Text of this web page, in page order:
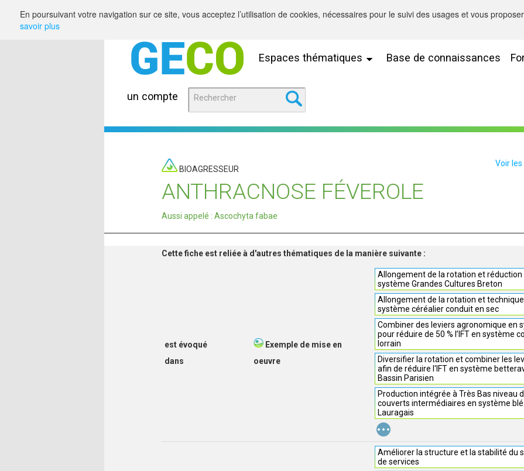
Espaces thématiques Base de connaissances
un compte
BIOAGRESSEUR
Voir
ANTHRACNOSE FÉVEROLE
Aussi appelé : Ascochyta fabae
Cette fiche est reliée à d'autres thématiques de la manière suivante :
est évoqué
dans
Exemple de mise en
oeuvre
Allongement de la rotation et réduction
système Grandes Cultures Breton
Allongement de la rotation et
système céréalier conduit en sec
Combiner des leviers agronomique en
pour réduire de 50 % l’IFT en système
lorrain
Diversifier la rotation et combiner les
afin de réduire l'IFT en système
Bassin Parisien
Production intégrée à Très Bas niveau
couverts intermédiaires en système
Lauragais
...
Améliorer la structure et la stabilité du
de services
En poursuivant votre navigation sur ce site, vous acceptez l’utilisation de cookies, nécessaires pour le suivi des usages et vous
savoir plus